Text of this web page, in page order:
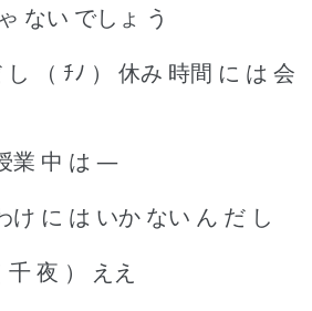
ない でしょ う
（ ﾁﾉ ） 休み 時間 に は 会
業 中 は ―
け に は いか ない ん だ し
夜 ） ええ